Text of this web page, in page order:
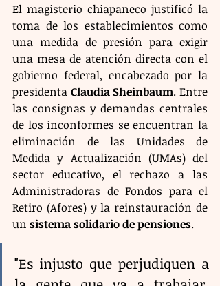
El magisterio chiapaneco justificó la
toma de los establecimientos como
una medida de presión para exigir
una mesa de atención directa con el
gobierno federal, encabezado por la
presidenta Claudia Sheinbaum. Entre
las consignas y demandas centrales
de los inconformes se encuentran la
eliminación de las Unidades de
Medida y Actualización (UMAs) del
sector educativo, el rechazo a las
Administradoras de Fondos para el
Retiro (Afores) y la reinstauración de
un sistema solidario de pensiones.
"Es injusto que perjudiquen a